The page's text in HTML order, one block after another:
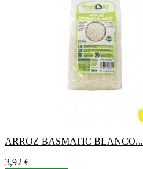
ARROZ BASMATIC BLANCO...
Precio
3,92 €